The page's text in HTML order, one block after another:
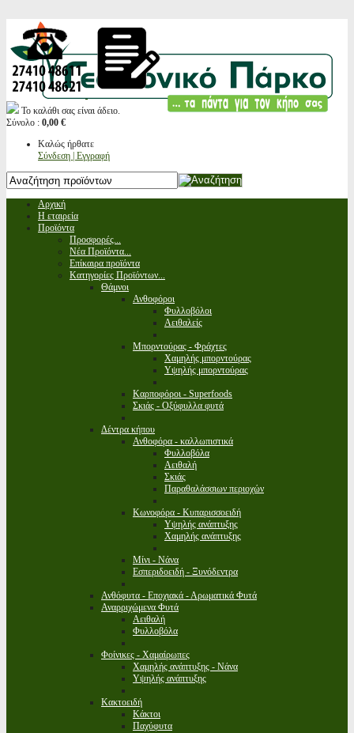
Το καλάθι σας είναι άδειο.
Σύνολο : 0,00 €
Καλώς ήρθατε
Σύνδεση | Εγγραφή
Αρχική
Η εταιρεία
Προϊόντα
Προσφορές...
Νέα Προϊόντα...
Επίκαιρα προϊόντα
Κατηγορίες Προϊόντων...
Θάμνοι
Ανθοφόροι
Φυλλοβόλοι
Αειθαλείς
Μπορντούρας - Φράχτες
Χαμηλής μπορντούρας
Υψηλής μπορντούρας
Καρποφόροι - Superfoods
Σκιάς - Οξύφυλλα φυτά
Δέντρα κήπου
Ανθοφόρα - καλλωπιστικά
Φυλλοβόλα
Αειθαλή
Σκιάς
Παραθαλάσσιων περιοχών
Κωνοφόρα - Κυπαρισσοειδή
Υψηλής ανάπτυξης
Χαμηλής ανάπτυξης
Μίνι - Νάνα
Εσπεριδοειδή - Ξυνόδεντρα
Ανθόφυτα - Εποχιακά - Αρωματικά Φυτά
Αναρριχώμενα Φυτά
Αειθαλή
Φυλλοβόλα
Φοίνικες - Χαμαίρωπες
Χαμηλής ανάπτυξης - Νάνα
Υψηλής ανάπτυξης
Κακτοειδή
Κάκτοι
Παχύφυτα